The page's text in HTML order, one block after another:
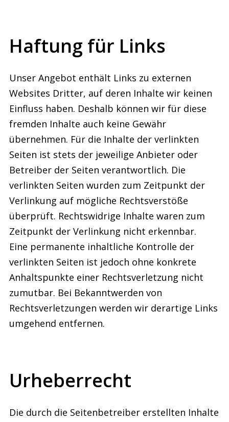
Haftung für Links
Unser Angebot enthält Links zu externen
Websites Dritter, auf deren Inhalte wir keinen
Einfluss haben. Deshalb können wir für diese
fremden Inhalte auch keine Gewähr
übernehmen. Für die Inhalte der verlinkten
Seiten ist stets der jeweilige Anbieter oder
Betreiber der Seiten verantwortlich. Die
verlinkten Seiten wurden zum Zeitpunkt der
Verlinkung auf mögliche Rechtsverstöße
überprüft. Rechtswidrige Inhalte waren zum
Zeitpunkt der Verlinkung nicht erkennbar.
Eine permanente inhaltliche Kontrolle der
verlinkten Seiten ist jedoch ohne konkrete
Anhaltspunkte einer Rechtsverletzung nicht
zumutbar. Bei Bekanntwerden von
Rechtsverletzungen werden wir derartige Links
umgehend entfernen.
Urheberrecht
Die durch die Seitenbetreiber erstellten Inhalte